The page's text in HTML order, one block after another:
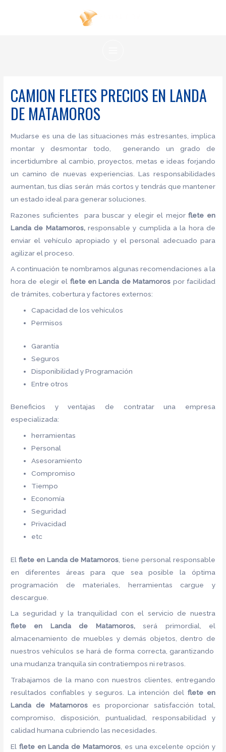
CAMION FLETES PRECIOS EN LANDA
DE MATAMOROS
Mudarse es una de las situaciones más estresantes, implica
montar y desmontar todo, generando un grado de
incertidumbre al cambio, proyectos, metas e ideas forjando
un camino de nuevas experiencias. Las responsabilidades
aumentan, tus días serán más cortos y tendrás que mantener
un estado ideal para generar soluciones.
Razones suficientes para buscar y elegir el mejorflete en
Landa de Matamoros,responsable y cumplida a la hora de
enviar el vehículo apropiado y el personal adecuado para
agilizar el proceso.
A continuación te nombramos algunas recomendaciones a la
hora de elegir el flete en Landa de Matamoros por facilidad
de trámites, cobertura y factores externos:
Capacidad de los vehículos
Permisos
Garantía
Seguros
Disponibilidad y Programación
Entre otros
Beneficios y ventajas de contratar una empresa
especializada:
herramientas
Personal
Asesoramiento
Compromiso
Tiempo
Economía
Seguridad
Privacidad
etc
Elflete en Landa de Matamoros , tiene personal responsable
en diferentes áreas para que sea posible la óptima
programación de materiales, herramientas cargue y
descargue.
La seguridad y la tranquilidad con el servicio de nuestra
flete
en Landa de Matamoros,será primordial, el
almacenamiento de muebles y demás objetos, dentro de
nuestros vehículos se hará de forma correcta, garantizando
una mudanza tranquila sin contratiempos ni retrasos.
Trabajamos de la mano con nuestros clientes, entregando
resultados confiables y seguros. La intención delflete en
Landa de Matamoroses proporcionar satisfacción total,
compromiso, disposición, puntualidad, responsabilidad y
calidad humana cubriendo las necesidades.
El flete en Landa de Matamoros , es una excelente opción y